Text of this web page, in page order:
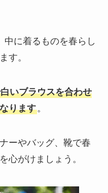
に着るものを春らし
す。
いブラウスを合わせ
ります。
ーやバッグ、靴で春
心がけましょう。